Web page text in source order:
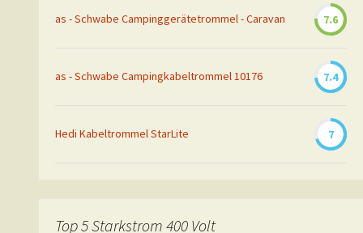
as - Schwabe Campinggerätetrommel - Caravan 7.6
as - Schwabe Campingkabeltrommel 10176 7.4
Hedi Kabeltrommel StarLite 7
Top 5 Starkstrom 400 Volt